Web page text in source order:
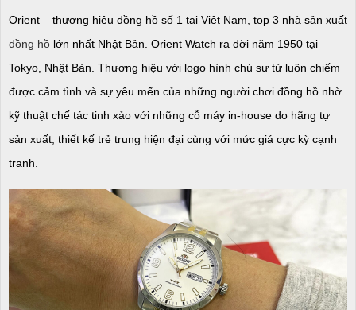
Orient – thương hiệu đồng hồ số 1 tại Việt Nam, top 3 nhà sản xuất
đồng hồ lớn nhất Nhật Bản. Orient Watch ra đời năm 1950 tại
Tokyo, Nhật Bản. Thương hiệu với logo hình chú sư tử luôn chiếm
được cảm tình và sự yêu mến của những người chơi đồng hồ nhờ
kỹ thuật chế tác tinh xảo với những cỗ máy in-house do hãng tự
sản xuất, thiết kế trẻ trung hiện đại cùng với mức giá cực kỳ cạnh
tranh.